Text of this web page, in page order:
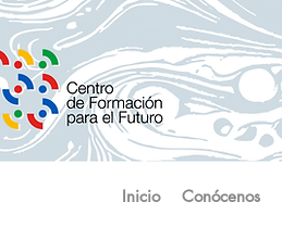
Inicio Conócenos